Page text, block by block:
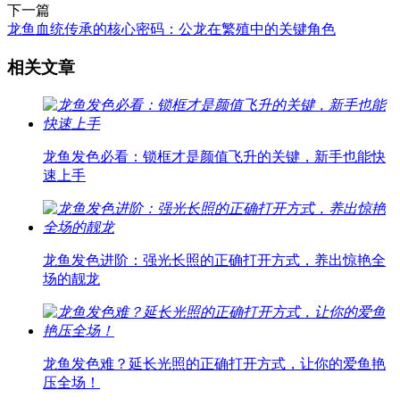
下一篇
龙鱼血统传承的核心密码：公龙在繁殖中的关键角色
相关文章
龙鱼发色必看：锁框才是颜值飞升的关键，新手也能快
速上手
龙鱼发色进阶：强光长照的正确打开方式，养出惊艳全
场的靓龙
龙鱼发色难？延长光照的正确打开方式，让你的爱鱼艳
压全场！